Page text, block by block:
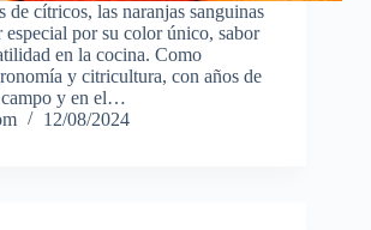
de cítricos, las naranjas sanguinas
especial por su color único, sabor
en la cocina. Como
y citricultura, con años de
campo y en el…
12/08/2024